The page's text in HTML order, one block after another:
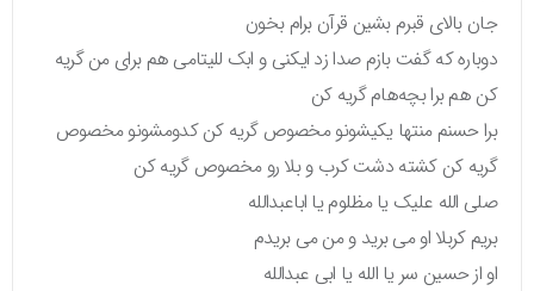
جان بالای قبرم بشین قرآن برام بخون
دوباره که گفت بازم صدا زد ایکنی و ابک للیتامی هم برای من گریه
کن هم برا بچه‌هام گریه کن
برا حسنم منتها یکیشونو مخصوص گریه کن کدومشونو مخصوص
گریه کن کشته دشت کرب و بلا رو مخصوص گریه کن
صلی الله علیک یا مظلوم یا اباعبدالله
بریم کربلا او می برید و من می بریدم
او از حسین سر یا الله یا ابی عبدالله